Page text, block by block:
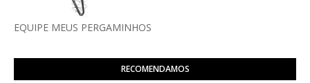
EQUIPE MEUS PERGAMINHOS
RECOMENDAMOS